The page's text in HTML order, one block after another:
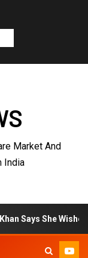
Market And
India
She Had